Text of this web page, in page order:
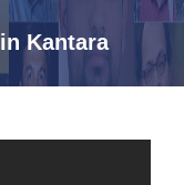
inKantara